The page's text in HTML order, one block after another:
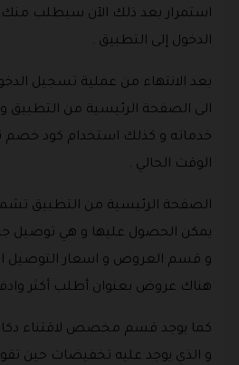
استمرار بعد ذلك الآن سيطلب
الدخول إلى التطبيق .
بعد الانتهاء من عملية تسجيل
الى الصفحة الرئيسية من التطبيق
خدماته و كذلك استخدام كود خصم تو
الوقت الحالي .
الصفحة الرئيسية من التطبيق
يمكن الحصول عليها و هي توصيل
هناك عروض بعنوان أطلب أكثر
كما يوجد قسم مخصص لاقتناء دكان
و الذي يوجد عليه تخفيضات حين